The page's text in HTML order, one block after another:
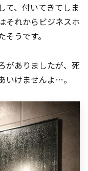
て、付いてきてしま
それからビジネスホ
うです。
がありましたが、死
いけませんよ…。